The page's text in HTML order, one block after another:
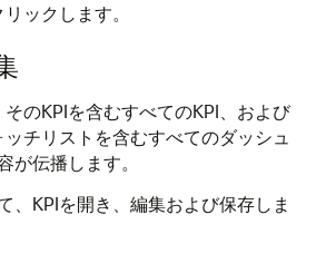
リックします。
のKPIを含むすべてのKPI、および
チリストを含むすべてのダッシュ
が伝播します。
、KPIを開き、編集および保存しま